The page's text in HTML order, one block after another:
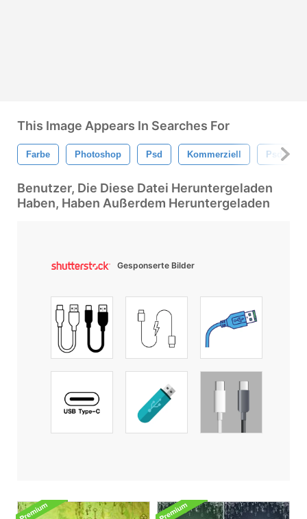
This Image Appears In Searches For
Farbe Photoshop Psd Kommerziell Psds
Benutzer, Die Diese Datei Heruntergeladen
Haben, Haben Außerdem Heruntergeladen
Gesponserte Bilder